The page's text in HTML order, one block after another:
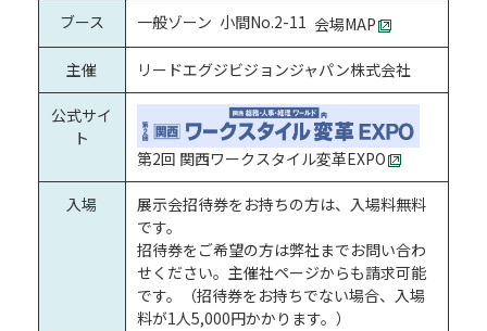
ブース 一般ゾーン 小間No.2-11 会場MAP
主催 リードエグジビジョンジャパン株式会社
公式サイ
ト
第2回 関西ワークスタイル変革EXPO
入場
展示会招待券をお持ちの方は、入場料無料
です。
招待券をご希望の方は弊社までお問い合わ
せください。主催社ページからも請求可能
です。（招待券をお持ちでない場合、入場
料が1人5,000円かかります。）